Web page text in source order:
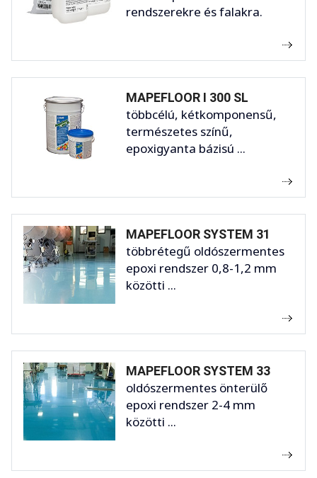
rendszerekre és falakra.
MAPEFLOOR I 300 SL
többcélú, kétkomponensű,
természetes színű,
epoxigyanta bázisú ...
MAPEFLOOR SYSTEM 31
többrétegű oldószermentes
epoxi rendszer 0,8-1,2 mm
közötti ...
MAPEFLOOR SYSTEM 33
oldószermentes önterülő
epoxi rendszer 2-4 mm
közötti ...